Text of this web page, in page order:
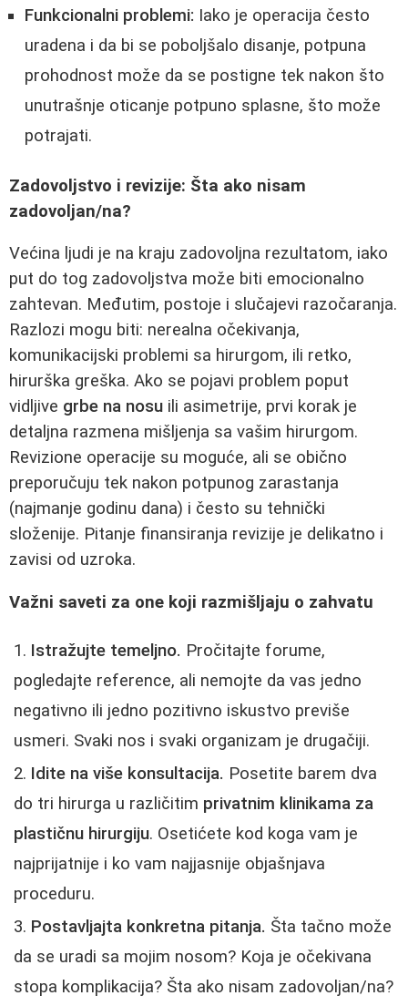
Funkcionalni problemi: Iako je operacija često
uradena i da bi se poboljšalo disanje, potpuna
prohodnost može da se postigne tek nakon što
unutrašnje oticanje potpuno splasne, što može
potrajati.
Zadovoljstvo i revizije: Šta ako nisam
zadovoljan/na?
Većina ljudi je na kraju zadovoljna rezultatom, iako
put do tog zadovoljstva može biti emocionalno
zahtevan. Međutim, postoje i slučajevi razočaranja.
Razlozi mogu biti: nerealna očekivanja,
komunikacijski problemi sa hirurgom, ili retko,
hirurška greška. Ako se pojavi problem poput
vidljive grbe na nosu ili asimetrije, prvi korak je
detaljna razmena mišljenja sa vašim hirurgom.
Revizione operacije su moguće, ali se obično
preporučuju tek nakon potpunog zarastanja
(najmanje godinu dana) i često su tehnički
složenije. Pitanje finansiranja revizije je delikatno i
zavisi od uzroka.
Važni saveti za one koji razmišljaju o zahvatu
Istražujte temeljno. Pročitajte forume,
pogledajte reference, ali nemojte da vas jedno
negativno ili jedno pozitivno iskustvo previše
usmeri. Svaki nos i svaki organizam je drugačiji.
Idite na više konsultacija. Posetite barem dva
do tri hirurga u različitim privatnim klinikama za
plastičnu hirurgiju. Osetićete kod koga vam je
najprijatnije i ko vam najjasnije objašnjava
proceduru.
Postavljajta konkretna pitanja. Šta tačno može
da se uradi sa mojim nosom? Koja je očekivana
stopa komplikacija? Šta ako nisam zadovoljan/na?